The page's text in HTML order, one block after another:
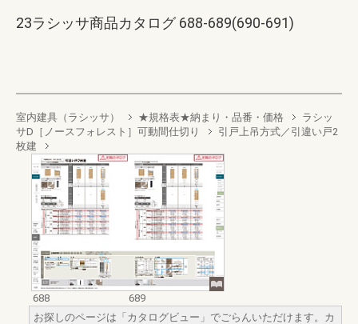
23ラシッサ商品カタログ 688-689(690-691)
室内建具（ラシッサ） ★規格表★納まり・品番・価格
ラシッ
サD［ノースフォレスト］可動間仕切り
引戸上吊方式／引違い戸2
枚建
688
689
お探しのページは「カタログビュー」でごらんいただけます。カ